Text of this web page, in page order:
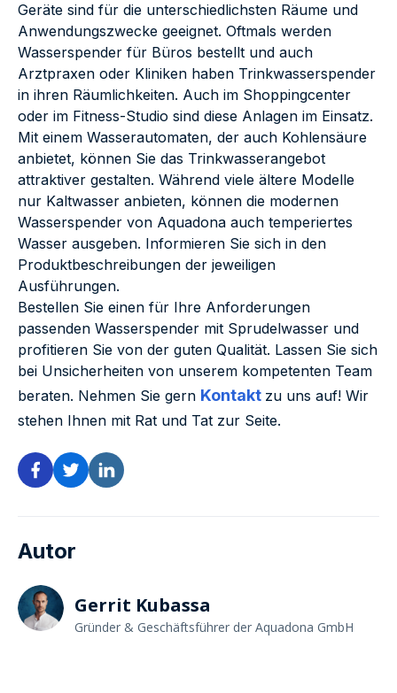
Geräte sind für die unterschiedlichsten Räume und
Anwendungszwecke geeignet. Oftmals werden
Wasserspender für Büros bestellt und auch
Arztpraxen oder Kliniken haben Trinkwasserspender
in ihren Räumlichkeiten. Auch im Shoppingcenter
oder im Fitness-Studio sind diese Anlagen im Einsatz.
Mit einem Wasserautomaten, der auch Kohlensäure
anbietet, können Sie das Trinkwasserangebot
attraktiver gestalten. Während viele ältere Modelle
nur Kaltwasser anbieten, können die modernen
Wasserspender von Aquadona auch temperiertes
Wasser ausgeben. Informieren Sie sich in den
Produktbeschreibungen der jeweiligen
Ausführungen.
Bestellen Sie einen für Ihre Anforderungen
passenden Wasserspender mit Sprudelwasser und
profitieren Sie von der guten Qualität. Lassen Sie sich
bei Unsicherheiten von unserem kompetenten Team
beraten. Nehmen Sie gern Kontakt zu uns auf! Wir
stehen Ihnen mit Rat und Tat zur Seite.
Autor
Gerrit Kubassa
Gründer & Geschäftsführer der Aquadona GmbH